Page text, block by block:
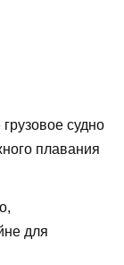
судно
плавания
для